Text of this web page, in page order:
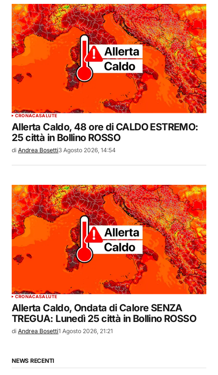
CRONACASALUTE
Allerta Caldo, 48 ore di CALDO ESTREMO:
25 città in Bollino ROSSO
di Andrea Bosetti3 Agosto 2026, 14:54
CRONACASALUTE
Allerta Caldo, Ondata di Calore SENZA
TREGUA: Lunedì 25 città in Bollino ROSSO
di Andrea Bosetti1 Agosto 2026, 21:21
NEWS RECENTI